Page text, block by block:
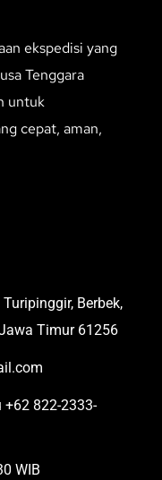
ekspedisi yang
Tenggara
untuk
cepat, aman,
Berbek,
Timur 61256
822-2333-
WIB